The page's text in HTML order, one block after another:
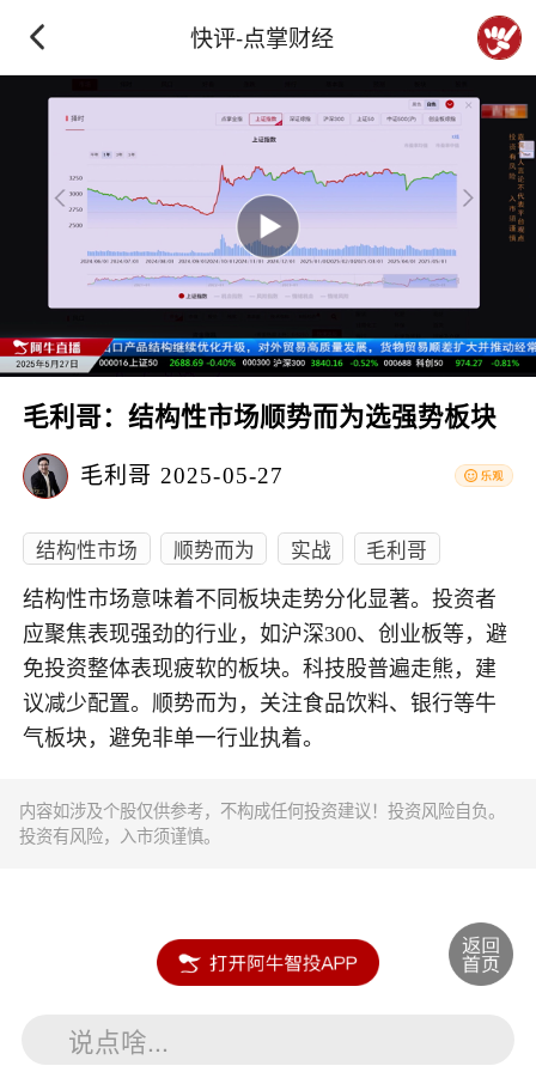
快评-点掌财经
毛利哥：结构性市场顺势而为选强势板块
毛利哥 2025-05-27
结构性市场 顺势而为 实战 毛利哥
结构性市场意味着不同板块走势分化显著。投资者
应聚焦表现强劲的行业，如沪深300、创业板等，避
免投资整体表现疲软的板块。科技股普遍走熊，建
议减少配置。顺势而为，关注食品饮料、银行等牛
气板块，避免非单一行业执着。
内容如涉及个股仅供参考，不构成任何投资建议！投资风险自负。
投资有风险，入市须谨慎。
说点啥...